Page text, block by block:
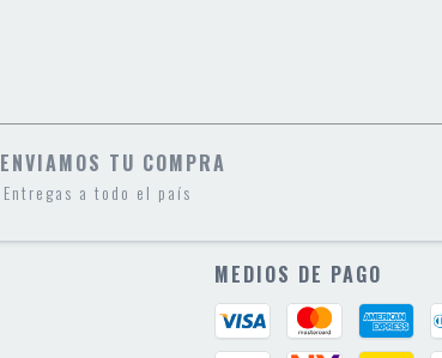
ENVIAMOS TU COMPRA
Entregas a todo el país
MEDIOS DE PAGO